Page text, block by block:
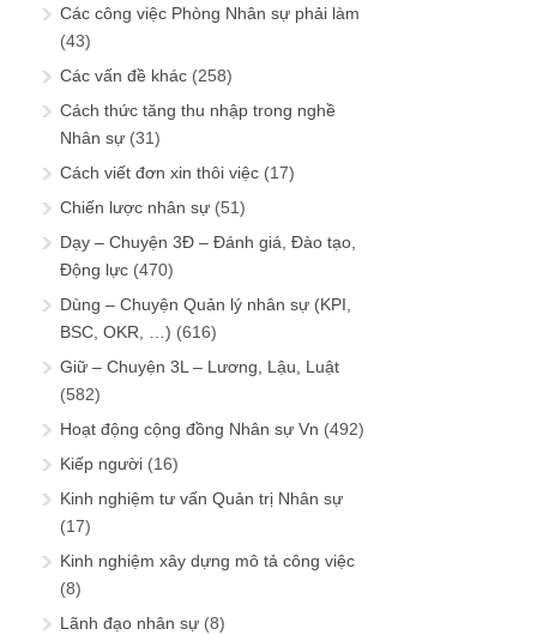
Các công việc Phòng Nhân sự phải làm
(43)
Các vấn đề khác (258)
Cách thức tăng thu nhập trong nghề
Nhân sự (31)
Cách viết đơn xin thôi việc (17)
Chiến lược nhân sự (51)
Dạy – Chuyện 3Đ – Đánh giá, Đào tạo,
Động lực (470)
Dùng – Chuyện Quản lý nhân sự (KPI,
BSC, OKR, …) (616)
Giữ – Chuyện 3L – Lương, Lậu, Luật
(582)
Hoạt động cộng đồng Nhân sự Vn (492)
Kiếp người (16)
Kinh nghiệm tư vấn Quản trị Nhân sự
(17)
Kinh nghiệm xây dựng mô tả công việc
(8)
Lãnh đạo nhân sự (8)